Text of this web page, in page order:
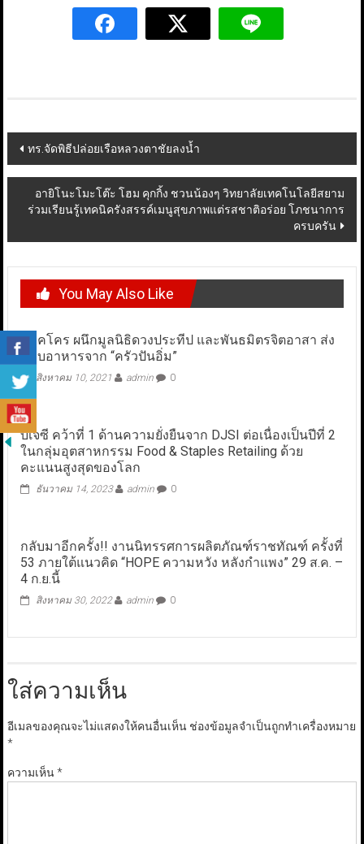
Post
navigation
ทร.จัดพิธีปล่อยเรือหลวงตาชัยลงน้ำ
อายิโนะโมะโต๊ะ โฮม คุกกิ้ง ชวนน้องๆ วิทยาลัยเทคโนโลยีสยาม
ร่วมเรียนรู้เทคนิครังสรรค์เมนูสุขภาพแต่รสชาติอร่อย โภชนาการ
ครบครัน
You May Also Like
แม็คโคร ผนึกมูลนิธิดวงประทีป และพันธมิตรจิตอาสา ส่ง
มอบอาหารจาก “ครัวปันอิ่ม”
สิงหาคม 10, 2021 admin 0
บีเจซี คว้าที่ 1 ด้านความยั่งยืนจาก DJSI ต่อเนื่องเป็นปีที่ 2
ในกลุ่มอุตสาหกรรม Food & Staples Retailing ด้วย
คะแนนสูงสุดของโลก
ธันวาคม 14, 2023 admin 0
กลับมาอีกครั้ง!! งานนิทรรศการผลิตภัณฑ์ราชทัณฑ์ ครั้งที่
53 ภายใต้แนวคิด “HOPE ความหวัง หลังกำแพง” 29 ส.ค. –
4 ก.ย.นี้
สิงหาคม 30, 2022 admin 0
ใส่ความเห็น
อีเมลของคุณจะไม่แสดงให้คนอื่นเห็น ช่องข้อมูลจำเป็นถูกทำเครื่องหมาย
*
ความเห็น*